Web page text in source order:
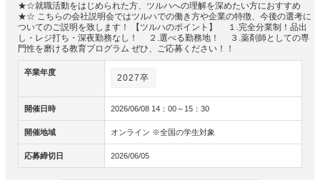
★☆就職活動をはじめられた方、ツルハへの理解を深めたい方におすすめ
★☆ こちらの会社説明会ではツルハでの働き方や企業の特徴、今後の選考に
ついてのご説明を致します！ 【ツルハのポイント】 １.完全分業制！品出
し・レジ打ち・深夜勤務なし！ ２.選べる勤務地！ ３.薬剤師としての専
門性を磨ける教育プログラム ぜひ、ご応募ください！！
卒業年度
2027卒
開催日時 2026/06/08 14：00～15：30
開催地域 オンライン ※全国の学生対象
応募締切日 2026/06/05